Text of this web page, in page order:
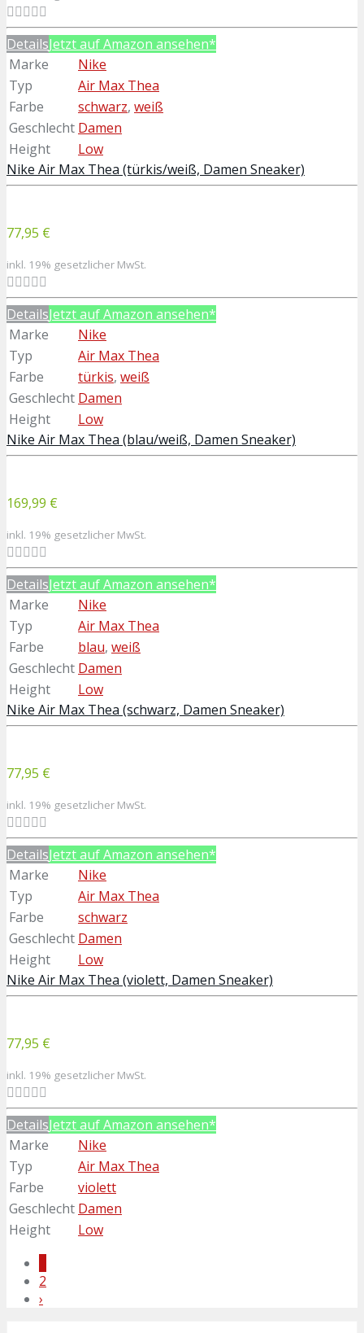
DetailsJetzt auf Amazon ansehen*
Marke
Nike
Typ
Air Max Thea
Farbe
schwarz, weiß
Geschlecht Damen
Height
Low
Nike Air Max Thea (türkis/weiß, Damen Sneaker)
77,95 €
inkl. 19% gesetzlicher MwSt.
DetailsJetzt auf Amazon ansehen*
Marke
Nike
Typ
Air Max Thea
Farbe
türkis, weiß
Geschlecht Damen
Height
Low
Nike Air Max Thea (blau/weiß, Damen Sneaker)
169,99 €
inkl. 19% gesetzlicher MwSt.
DetailsJetzt auf Amazon ansehen*
Marke
Nike
Typ
Air Max Thea
Farbe
blau, weiß
Geschlecht Damen
Height
Low
Nike Air Max Thea (schwarz, Damen Sneaker)
77,95 €
inkl. 19% gesetzlicher MwSt.
DetailsJetzt auf Amazon ansehen*
Marke
Nike
Typ
Air Max Thea
Farbe
schwarz
Geschlecht Damen
Height
Low
Nike Air Max Thea (violett, Damen Sneaker)
77,95 €
inkl. 19% gesetzlicher MwSt.
DetailsJetzt auf Amazon ansehen*
Marke
Nike
Typ
Air Max Thea
Farbe
violett
Geschlecht Damen
Height
Low
2
›